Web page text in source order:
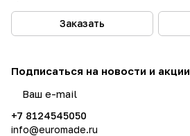
Заказать
Подписаться на новости и акции
+7 8124545050
info@euromade.ru